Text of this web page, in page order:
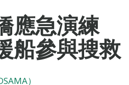
應急演練
船參與搜救
）